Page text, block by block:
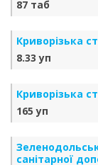
87 таб
Криворізька
8.33 уп
Криворізька
165 уп
санітарної